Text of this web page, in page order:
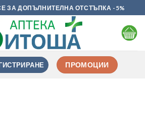
ЗА ДОПЪЛНИТЕЛНА ОТСТЪПКА -5%
ПРОМОЦИИ